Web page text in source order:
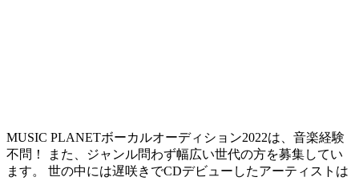
MUSIC PLANETボーカルオーディション2022は、音楽経験
不問！ また、ジャンル問わず幅広い世代の方を募集してい
ます。 世の中には遅咲きでCDデビューしたアーティストは